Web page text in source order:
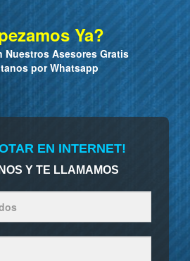
Ya?
Nuestros Asesores Gratis
por Whatsapp
EN INTERNET!
Y TE LLAMAMOS